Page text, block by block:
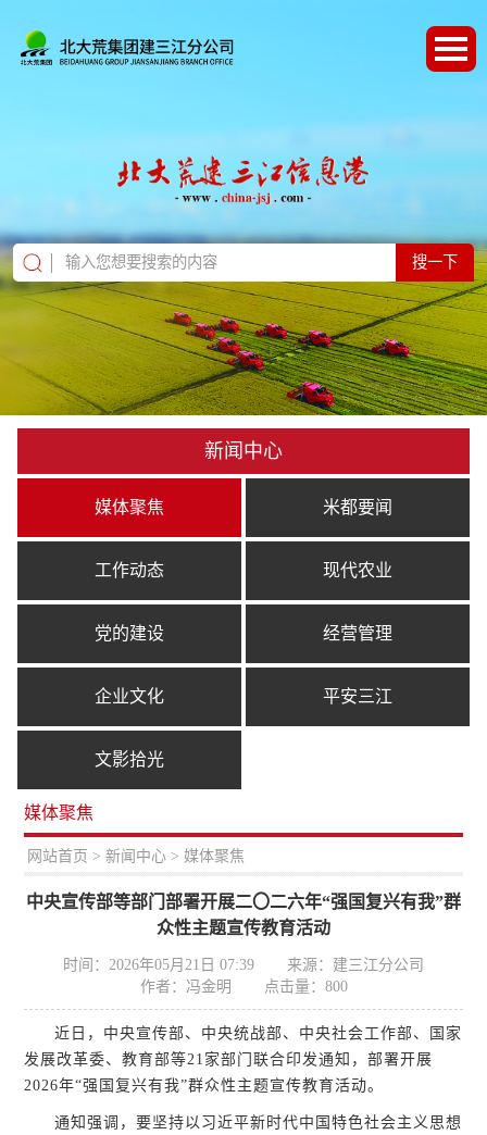
搜一下
新闻中心
媒体聚焦 米都要闻
工作动态 现代农业
党的建设 经营管理
企业文化 平安三江
文影拾光
媒体聚焦
网站首页 > 新闻中心 > 媒体聚焦
中央宣传部等部门部署开展二〇二六年“强国复兴有我”群
众性主题宣传教育活动
时间：2026年05月21日 07:39
来源：建三江分公司
作者：冯金明
点击量： 800
近日，中央宣传部、中央统战部、中央社会工作部、国家
发展改革委、教育部等21家部门联合印发通知，部署开展
2026年“强国复兴有我”群众性主题宣传教育活动。
通知强调，要坚持以习近平新时代中国特色社会主义思想